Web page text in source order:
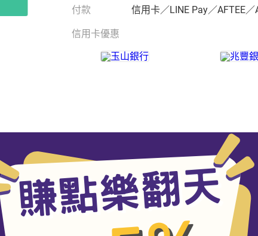
付款 信用卡／LINE Pay／AFTEE／
信用卡優惠